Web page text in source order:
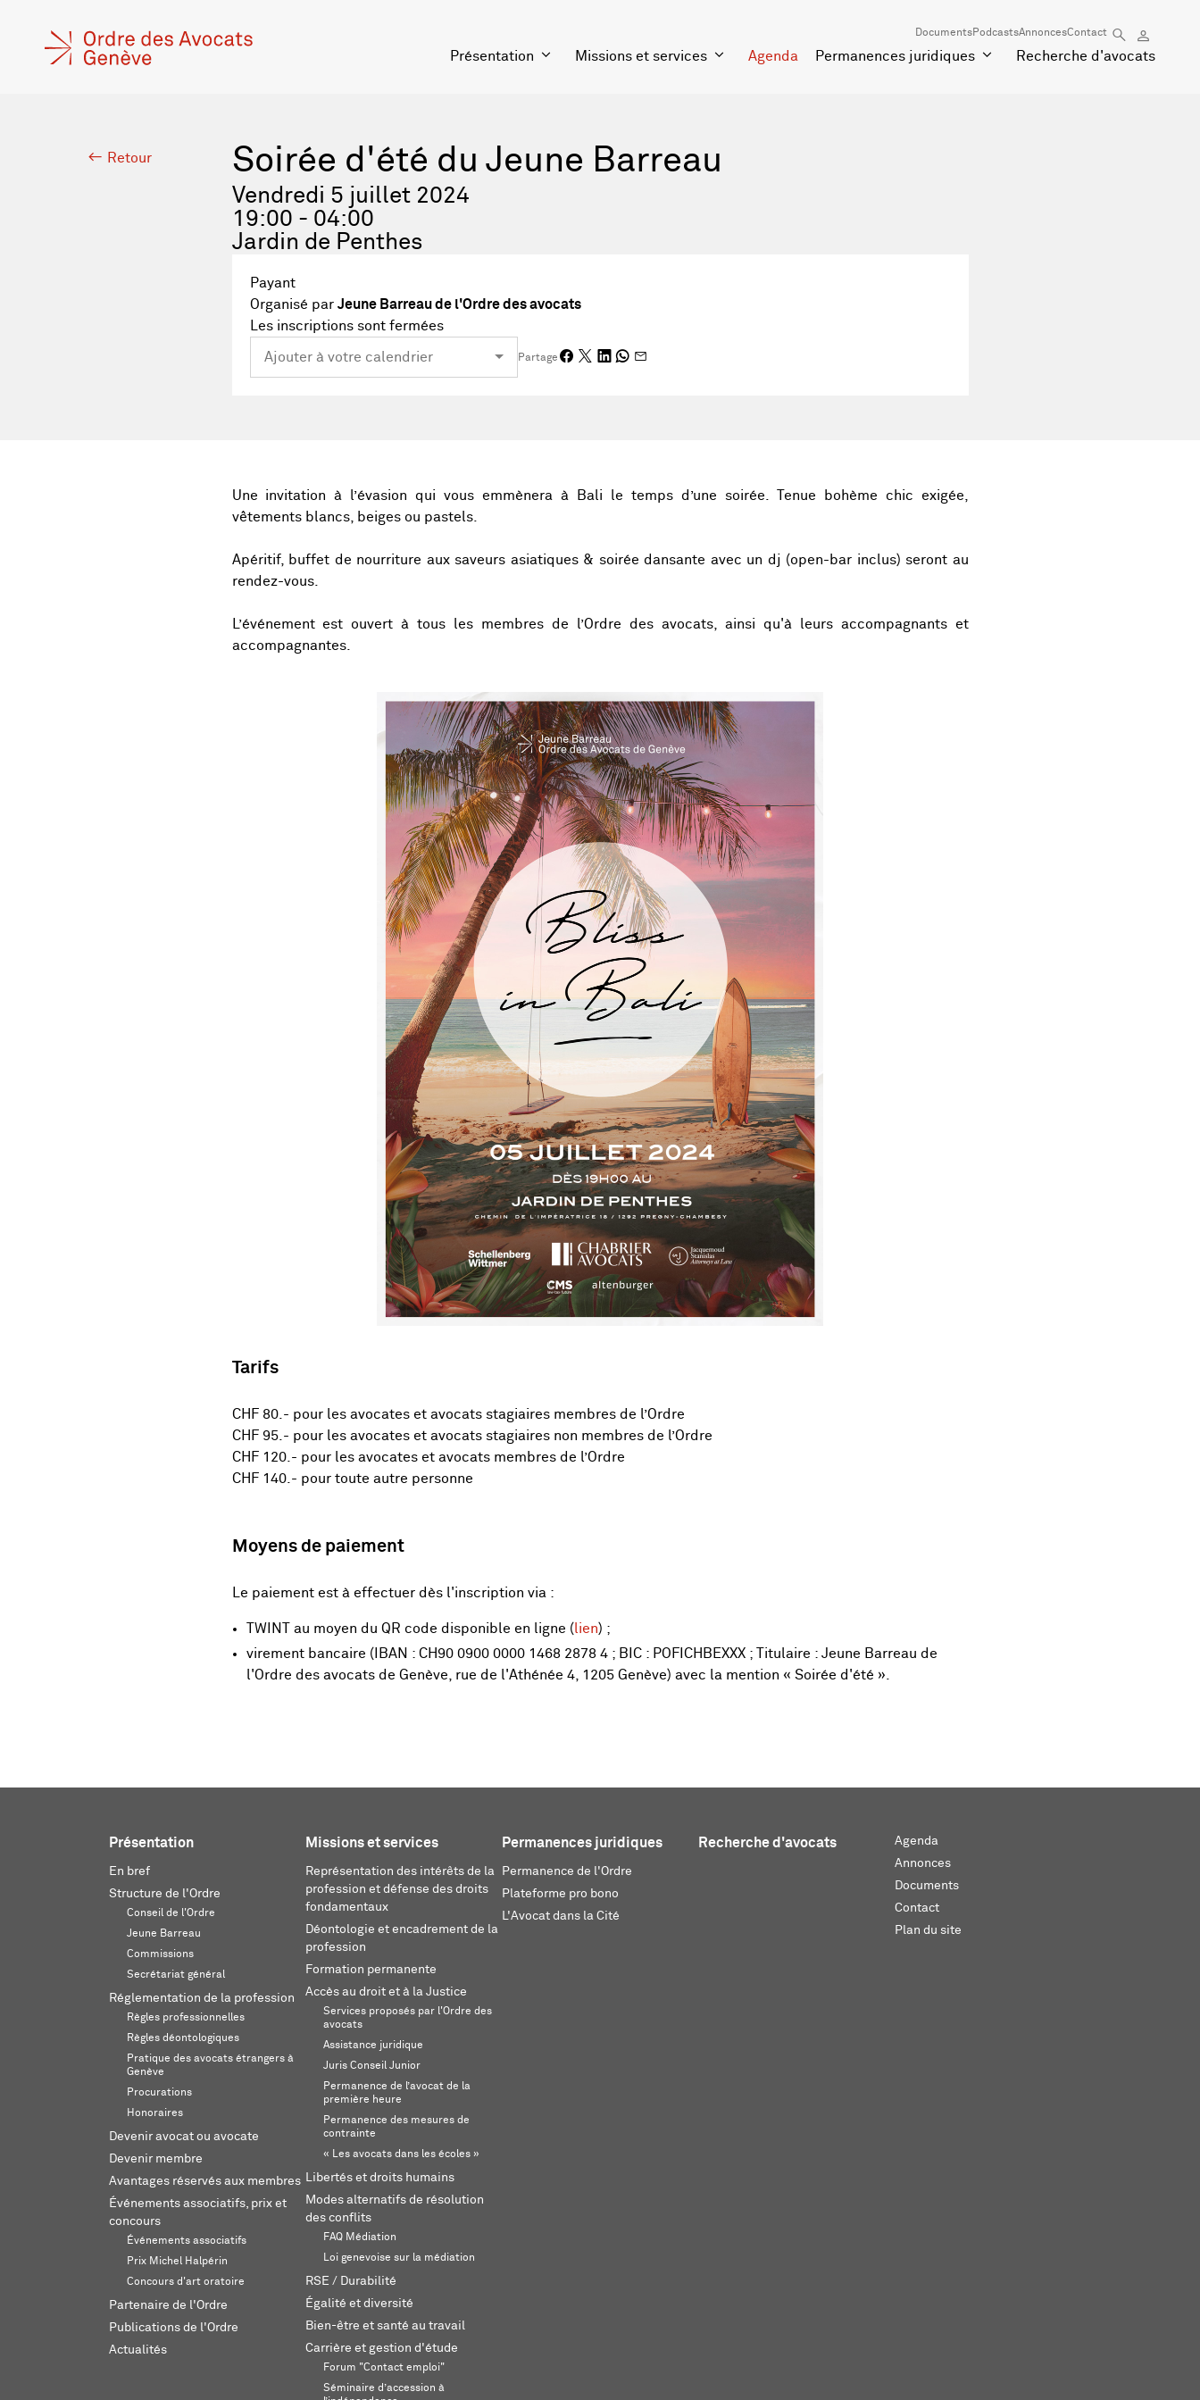
DocumentsPodcastsAnnoncesContact
Présentation Missions et services Agenda Permanences juridiques Recherche d'avocats
Retour Soirée d'été du Jeune Barreau
Vendredi 5 juillet 2024
19:00 - 04:00
Jardin de Penthes
Payant
Organisé par Jeune Barreau de l'Ordre des avocats
Les inscriptions sont fermées
Partage
Une invitation à l’évasion qui vous emmènera à Bali le temps d’une soirée. Tenue bohème chic exigée,
vêtements blancs, beiges ou pastels.
Apéritif, buffet de nourriture aux saveurs asiatiques & soirée dansante avec un dj (open-bar inclus) seront au
rendez-vous.
L’événement est ouvert à tous les membres de l’Ordre des avocats, ainsi qu'à leurs accompagnants et
accompagnantes.
Tarifs
CHF 80.- pour les avocates et avocats stagiaires membres de l’Ordre
CHF 95.- pour les avocates et avocats stagiaires non membres de l’Ordre
CHF 120.- pour les avocates et avocats membres de l’Ordre
CHF 140.- pour toute autre personne
Moyens de paiement
Le paiement est à effectuer dès l'inscription via :
TWINT au moyen du QR code disponible en ligne (lien) ;
virement bancaire (IBAN : CH90 0900 0000 1468 2878 4 ; BIC : POFICHBEXXX ; Titulaire : Jeune Barreau de
l'Ordre des avocats de Genève, rue de l'Athénée 4, 1205 Genève) avec la mention « Soirée d'été ».
Présentation
En bref
Structure de l'Ordre
Conseil de l'Ordre
Jeune Barreau
Commissions
Secrétariat général
Réglementation de la profession
Règles professionnelles
Règles déontologiques
Pratique des avocats étrangers à
Genève
Procurations
Honoraires
Devenir avocat ou avocate
Devenir membre
Avantages réservés aux membres
Événements associatifs, prix et
concours
Événements associatifs
Prix Michel Halpérin
Concours d'art oratoire
Partenaire de l'Ordre
Publications de l'Ordre
Actualités
Missions et services
Représentation des intérêts de la
profession et défense des droits
fondamentaux
Déontologie et encadrement de la
profession
Formation permanente
Accès au droit et à la Justice
Services proposés par l'Ordre des
avocats
Assistance juridique
Juris Conseil Junior
Permanence de l’avocat de la
première heure
Permanence des mesures de
contrainte
« Les avocats dans les écoles »
Libertés et droits humains
Modes alternatifs de résolution
des conflits
FAQ Médiation
Loi genevoise sur la médiation
RSE / Durabilité
Égalité et diversité
Bien-être et santé au travail
Carrière et gestion d'étude
Forum "Contact emploi"
Séminaire d’accession à
Permanences juridiques
Permanence de l'Ordre
Plateforme pro bono
L'Avocat dans la Cité
Recherche d'avocats
Agenda
Annonces
Documents
Contact
Plan du site